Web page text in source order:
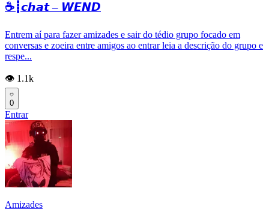
☕┋𝙘𝙝𝙖𝙩 – 𝙒𝙀𝙉𝘿
Entrem aí para fazer amizades e sair do tédio grupo focado em
conversas e zoeira entre amigos ao entrar leia a descrição do grupo e
respe...
👁️ 1.1k
0
Entrar
Amizades